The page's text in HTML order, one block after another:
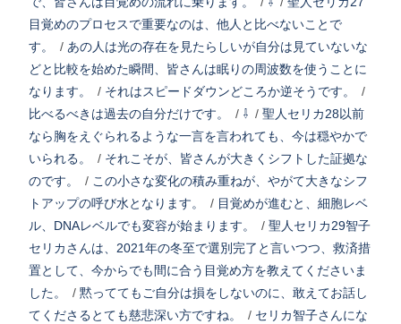
目覚めのプロセスで重要なのは、他人と比べないことで
す。
/ あの人は光の存在を見たらしいが自分は見ていないな
どと比較を始めた瞬間、皆さんは眠りの周波数を使うことに
なります。
/ それはスピードダウンどころか逆そうです。
/
比べるべきは過去の自分だけです。
/ ⇩ / 聖人セリカ28以前
なら胸をえぐられるような一言を言われても、今は穏やかで
いられる。
/ それこそが、皆さんが大きくシフトした証拠な
のです。
/ この小さな変化の積み重ねが、やがて大きなシフ
トアップの呼び水となります。
/ 目覚めが進むと、細胞レベ
ル、DNAレベルでも変容が始まります。
/ 聖人セリカ29智子
セリカさんは、2021年の冬至で選別完了と言いつつ、救済措
置として、今からでも間に合う目覚め方を教えてくださいま
した。
/ 黙っててもご自分は損をしないのに、敢えてお話し
てくださるとても慈悲深い方ですね。
/ セリカ智子さんにな